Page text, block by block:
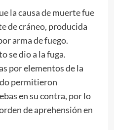
la causa de muerte fue
de cráneo, producida
arma de fuego.
se dio a la fuga.
por elementos de la
permitieron
en su contra, por lo
de aprehensión en